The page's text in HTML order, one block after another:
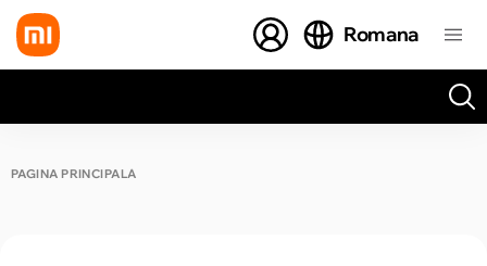
Romana
PAGINA PRINCIPALĂ